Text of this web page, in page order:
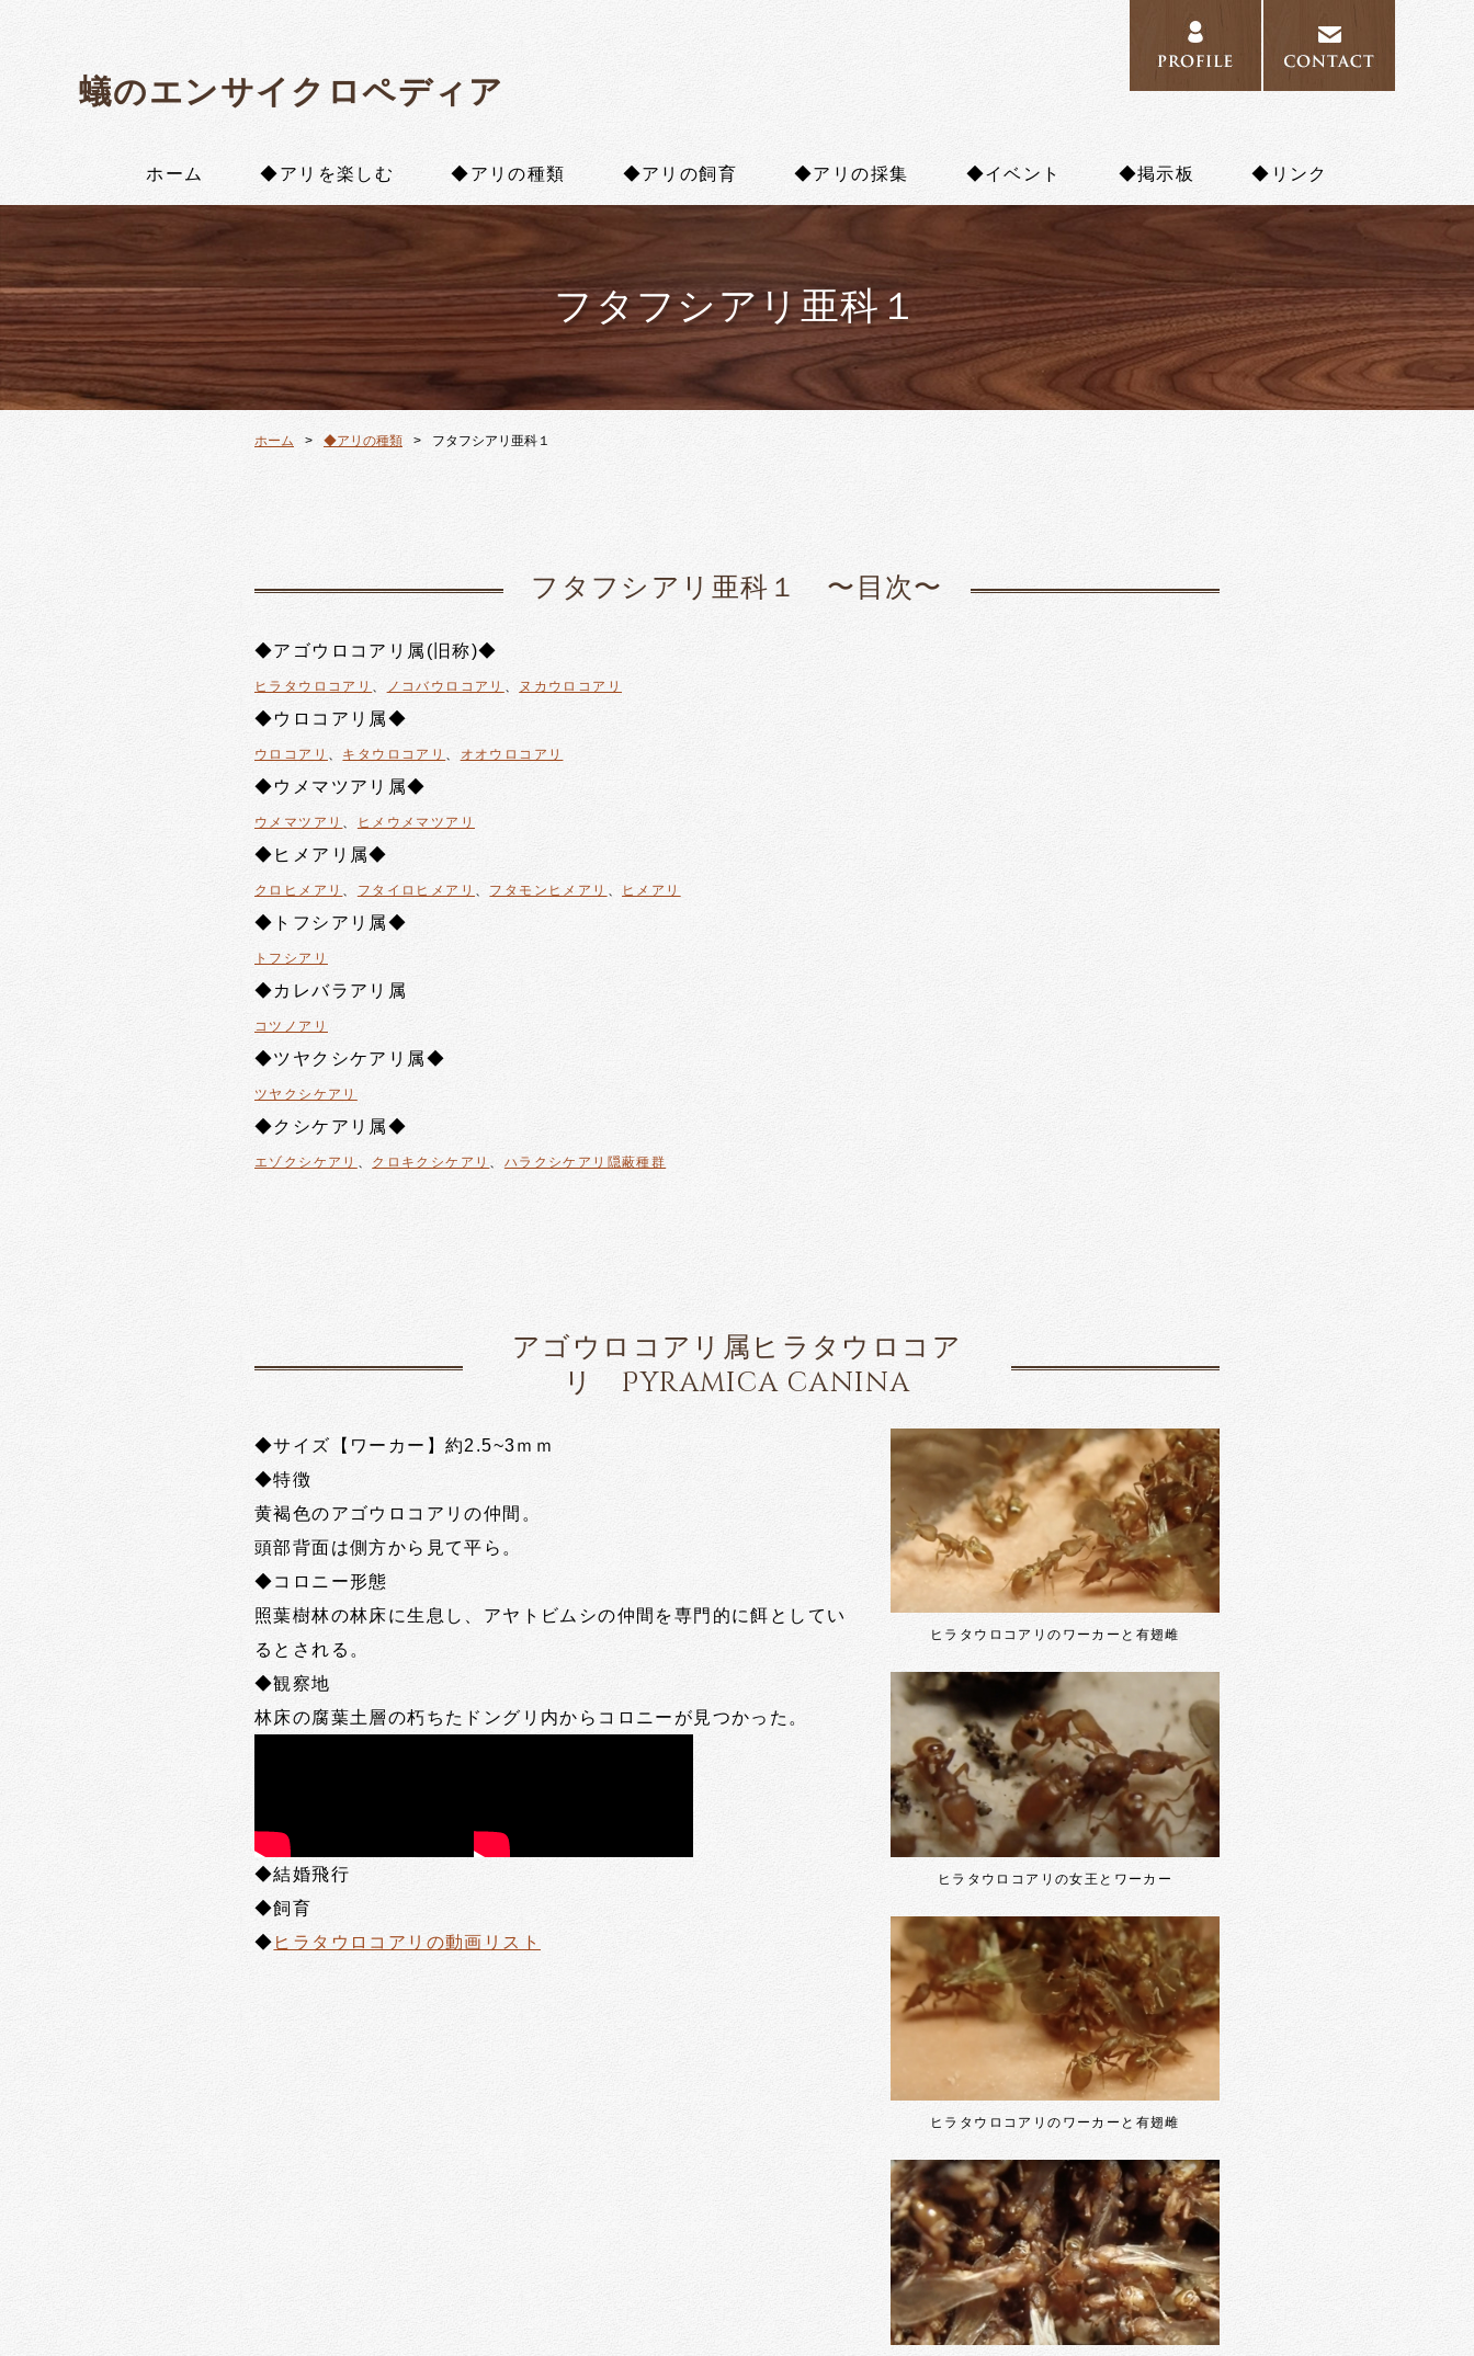
蟻のエンサイクロペディア
ホーム ◆アリを楽しむ ◆アリの種類 ◆アリの飼育 ◆アリの採集 ◆イベント ◆掲示板 ◆リンク
フタフシアリ亜科１
ホーム ◆アリの種類 フタフシアリ亜科１
フタフシアリ亜科１ 〜目次〜
◆アゴウロコアリ属(旧称)◆
ヒラタウロコアリ 、 ノコバウロコアリ 、 ヌカウロコアリ
◆ウロコアリ属◆
ウロコアリ 、 キタウロコアリ 、 オオウロコアリ
◆ウメマツアリ属◆
ウメマツアリ 、 ヒメウメマツアリ
◆ヒメアリ属◆
クロヒメアリ 、 フタイロヒメアリ 、 フタモンヒメアリ 、 ヒメアリ
◆トフシアリ属◆
トフシアリ
◆カレバラアリ属
コツノアリ
◆ツヤクシケアリ属◆
ツヤクシケアリ
◆クシケアリ属◆
エゾクシケアリ 、 クロキクシケアリ 、 ハラクシケアリ隠蔽種群
アゴウロコアリ属ヒラタウロコア
リ Pyramica canina
◆サイズ【ワーカー】約2.5~3ｍｍ
◆特徴
黄褐色のアゴウロコアリの仲間。
頭部背面は側方から見て平ら。
◆コロニー形態
照葉樹林の林床に生息し、アヤトビムシの仲間を専門的に餌としてい
るとされる。
◆観察地
林床の腐葉土層の朽ちたドングリ内からコロニーが見つかった。
◆結婚飛行
◆飼育
◆ ヒラタウロコアリの動画リスト
ヒラタウロコアリのワーカーと有翅雌
ヒラタウロコアリの女王とワーカー
ヒラタウロコアリのワーカーと有翅雌